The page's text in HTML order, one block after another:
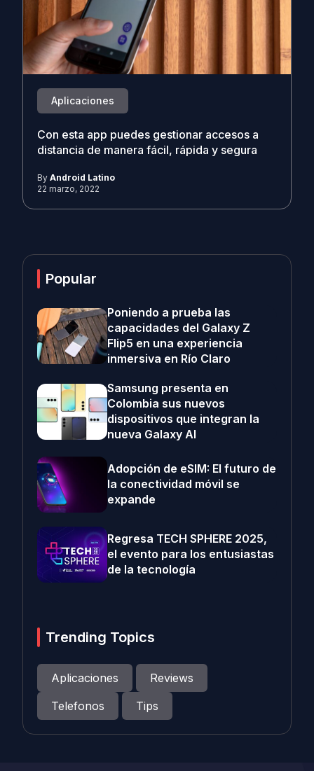
Aplicaciones
Con esta app puedes gestionar accesos a
distancia de manera fácil, rápida y segura
By Android Latino
22 marzo, 2022
Popular
Poniendo a prueba las
capacidades del Galaxy Z
Flip5 en una experiencia
inmersiva en Río Claro
Samsung presenta en
Colombia sus nuevos
dispositivos que integran la
nueva Galaxy AI
Adopción de eSIM: El futuro de
la conectividad móvil se
expande
Regresa TECH SPHERE 2025,
el evento para los entusiastas
de la tecnología
Trending Topics
Aplicaciones
Reviews
Telefonos
Tips